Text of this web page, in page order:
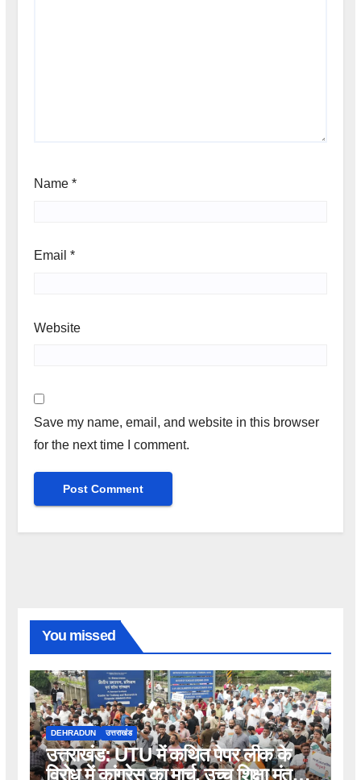
Name *
Email *
Website
Save my name, email, and website in this browser
for the next time I comment.
You missed
DEHRADUN उत्तराखंड
उत्तराखंड: UTU में कथित पेपर लीक के
विरोध में कांग्रेस का मार्च, उच्च शिक्षा मंत्री